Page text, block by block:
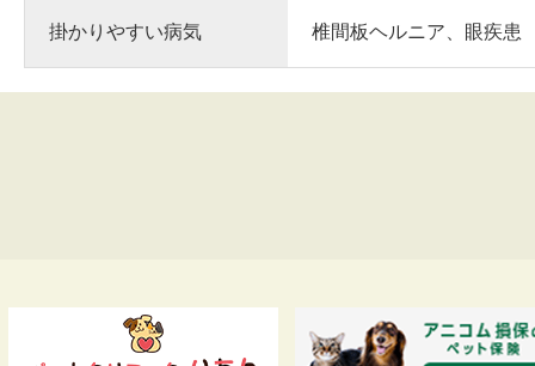
掛かりやすい病気 椎間板ヘルニア、眼疾患